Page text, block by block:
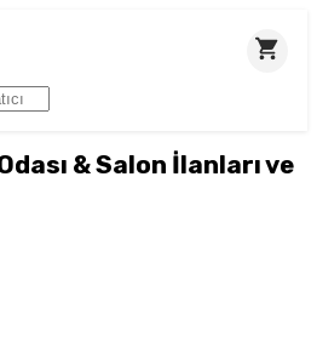
& Salon İlanları ve